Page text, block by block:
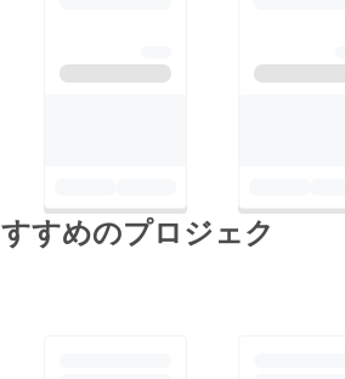
すめのプロジェク